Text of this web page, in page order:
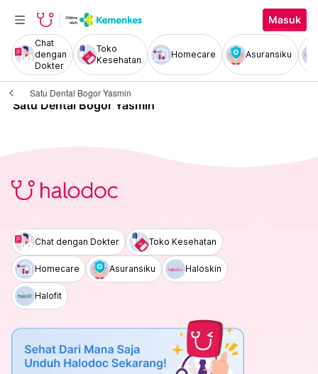
Masuk
Chat
dengan
Dokter
Toko
Kesehatan
Homecare Asuransiku
Satu Dental Bogor Yasmin
Satu Dental Bogor Yasmin
Chat dengan Dokter Toko Kesehatan
Homecare Asuransiku Haloskin
Halofit